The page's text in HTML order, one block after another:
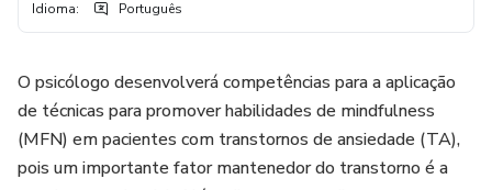
Idioma: Português
O psicólogo desenvolverá competências para a aplicação
de técnicas para promover habilidades de mindfulness
(MFN) em pacientes com transtornos de ansiedade (TA),
pois um importante fator mantenedor do transtorno é a